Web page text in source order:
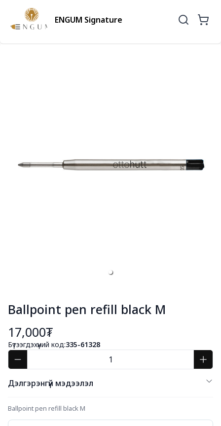
ENGUM Signature
Ballpoint pen refill black M
17,000₮
Бүтээгдэхүүний код:335-61328
Дэлгэрэнгүй мэдээлэл
Ballpoint pen refill black M